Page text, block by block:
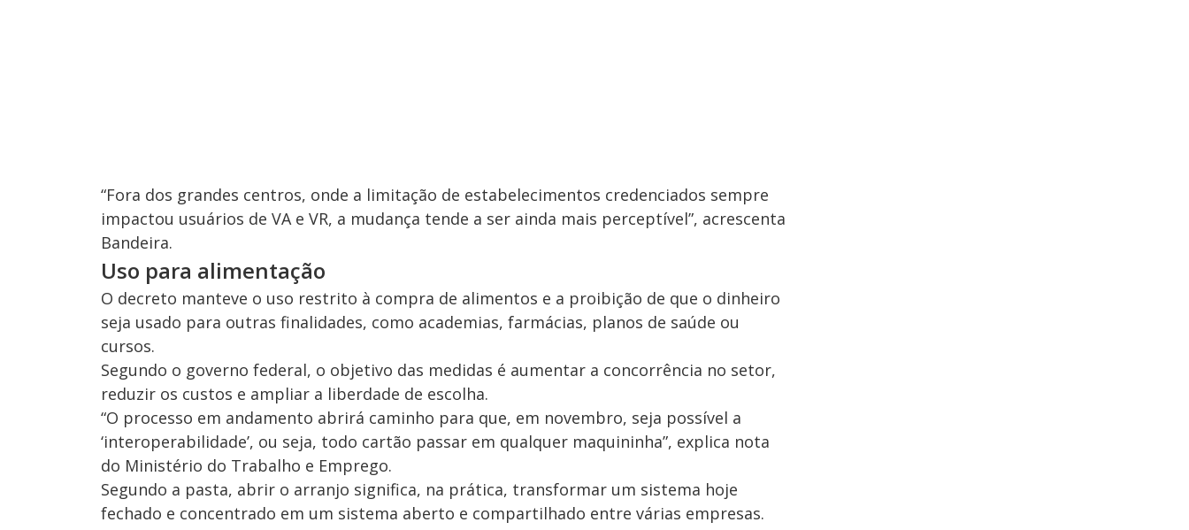
“Fora dos grandes centros, onde a limitação de estabelecimentos credenciados sempre
impactou usuários de VA e VR, a mudança tende a ser ainda mais perceptível”, acrescenta
Bandeira.
Uso para alimentação
O decreto manteve o uso restrito à compra de alimentos e a proibição de que o dinheiro
seja usado para outras finalidades, como academias, farmácias, planos de saúde ou
cursos.
Segundo o governo federal, o objetivo das medidas é aumentar a concorrência no setor,
reduzir os custos e ampliar a liberdade de escolha.
“O processo em andamento abrirá caminho para que, em novembro, seja possível a
‘interoperabilidade’, ou seja, todo cartão passar em qualquer maquininha”, explica nota
do Ministério do Trabalho e Emprego.
Segundo a pasta, abrir o arranjo significa, na prática, transformar um sistema hoje
fechado e concentrado em um sistema aberto e compartilhado entre várias empresas.